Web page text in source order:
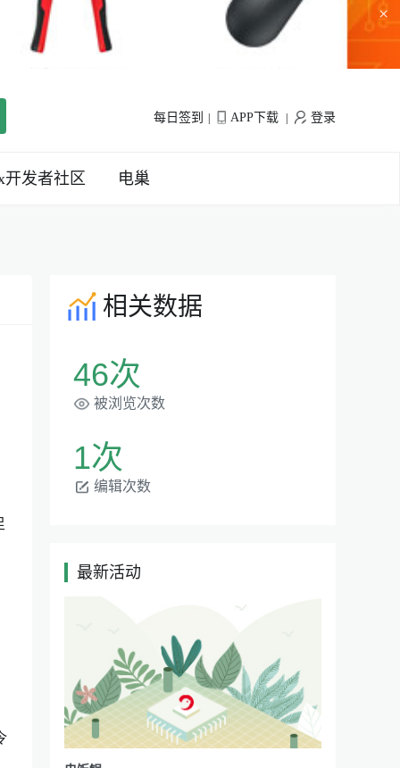
×
每日签到 APP下载 登录
发者社区 电巢
相关数据
46次
被浏览次数
1次
编辑次数
最新活动